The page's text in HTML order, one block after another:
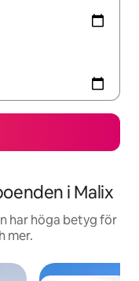
i Malix
har höga betyg för
mer.